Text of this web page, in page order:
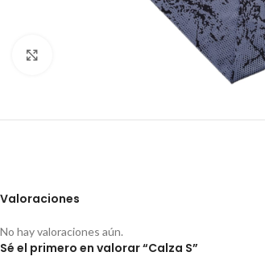
Valoraciones
No hay valoraciones aún.
Sé el primero en valorar “Calza S”